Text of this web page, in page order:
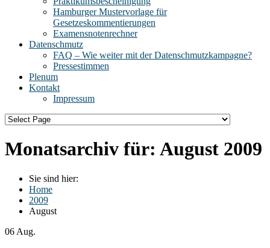
Hamburger Mustervorlage für
Gesetzeskommentierungen
Examensnotenrechner
Datenschmutz
FAQ – Wie weiter mit der Datenschmutzkampagne?
Pressestimmen
Plenum
Kontakt
Impressum
Monatsarchiv für: August 2009
Sie sind hier:
Home
2009
August
06 Aug.